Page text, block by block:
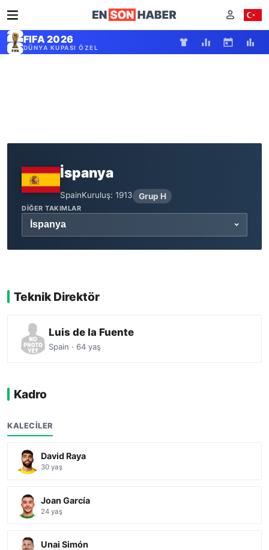
FIFA 2026
DÜNYA KUPASI ÖZEL
İspanya
SpainKuruluş: 1913 Grup H
DIĞER TAKIMLAR
Teknik Direktör
Luis de la Fuente
Spain · 64 yaş
Kadro
KALECILER
David Raya
30 yaş
Joan García
24 yaş
Unai Simón